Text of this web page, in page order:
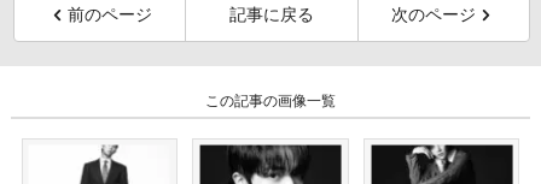
前のページ 記事に戻る 次のページ
この記事の画像一覧